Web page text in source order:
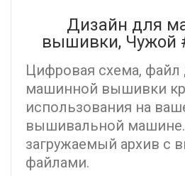
Дизайн для
вышивки, Чужой
Цифровая схема, файл
машинной вышивки
использования на
вышивальной
загружаемый архив с
файлами.